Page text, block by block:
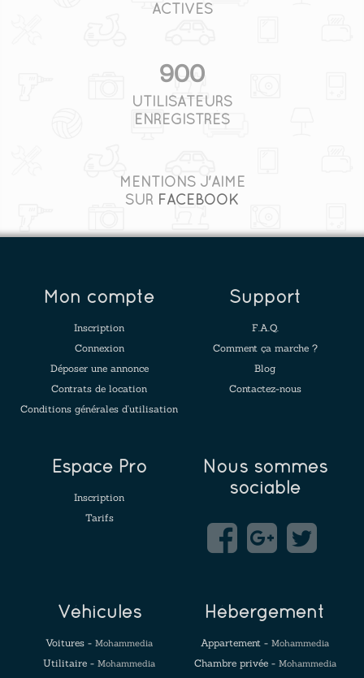
ACTIVES
900
UTILISATEURS
ENREGISTRÉS
MENTIONS J'AIME
SUR FACEBOOK
Mon compte
Inscription
Connexion
Déposer une annonce
Contrats de location
Conditions générales d'utilisation
Support
F.A.Q.
Comment ça marche ?
Blog
Contactez-nous
Espace Pro
Inscription
Tarifs
Nous sommes
sociable
Véhicules
Voitures - Mohammedia
Utilitaire - Mohammedia
Hébergement
Appartement - Mohammedia
Chambre privée - Mohammedia